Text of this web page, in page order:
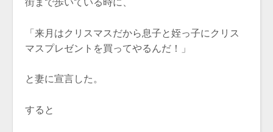
「来月はクリスマスだから息子と姪っ子にクリス
マスプレゼントを買ってやるんだ！」
と妻に宣言した。
すると